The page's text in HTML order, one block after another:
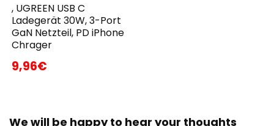
, UGREEN USB C
Ladegerät 30W, 3-Port
GaN Netzteil, PD iPhone
Chrager
9,96€
We will be happy to hear your thoughts